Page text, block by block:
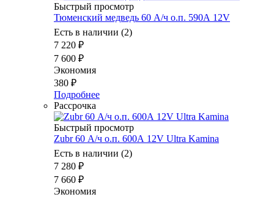
Быстрый просмотр
Тюменский медведь 60 А/ч о.п. 590А 12V
Есть в наличии (2)
7 220 ₽
7 600 ₽
Экономия
380 ₽
Подробнее
Рассрочка
Быстрый просмотр
Zubr 60 А/ч о.п. 600А 12V Ultra Kamina
Есть в наличии (2)
7 280 ₽
7 660 ₽
Экономия